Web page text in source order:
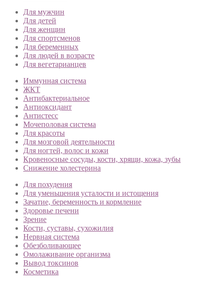
Для мужчин
Для детей
Для женщин
Для спортсменов
Для беременных
Для людей в возрасте
Для вегетарианцев
Иммунная система
ЖКТ
Антибактериальное
Антиоксидант
Антистесс
Мочеполовая система
Для красоты
Для мозговой деятельности
Для ногтей, волос и кожи
Кровеносные сосуды, кости, хрящи, кожа, зубы
Снижение холестерина
Для похудения
Для уменьшения усталости и истощения
Зачатие, беременность и кормление
Здоровье печени
Зрение
Кости, суставы, сухожилия
Нервная система
Обезболивающее
Омолаживание организма
Вывод токсинов
Косметика